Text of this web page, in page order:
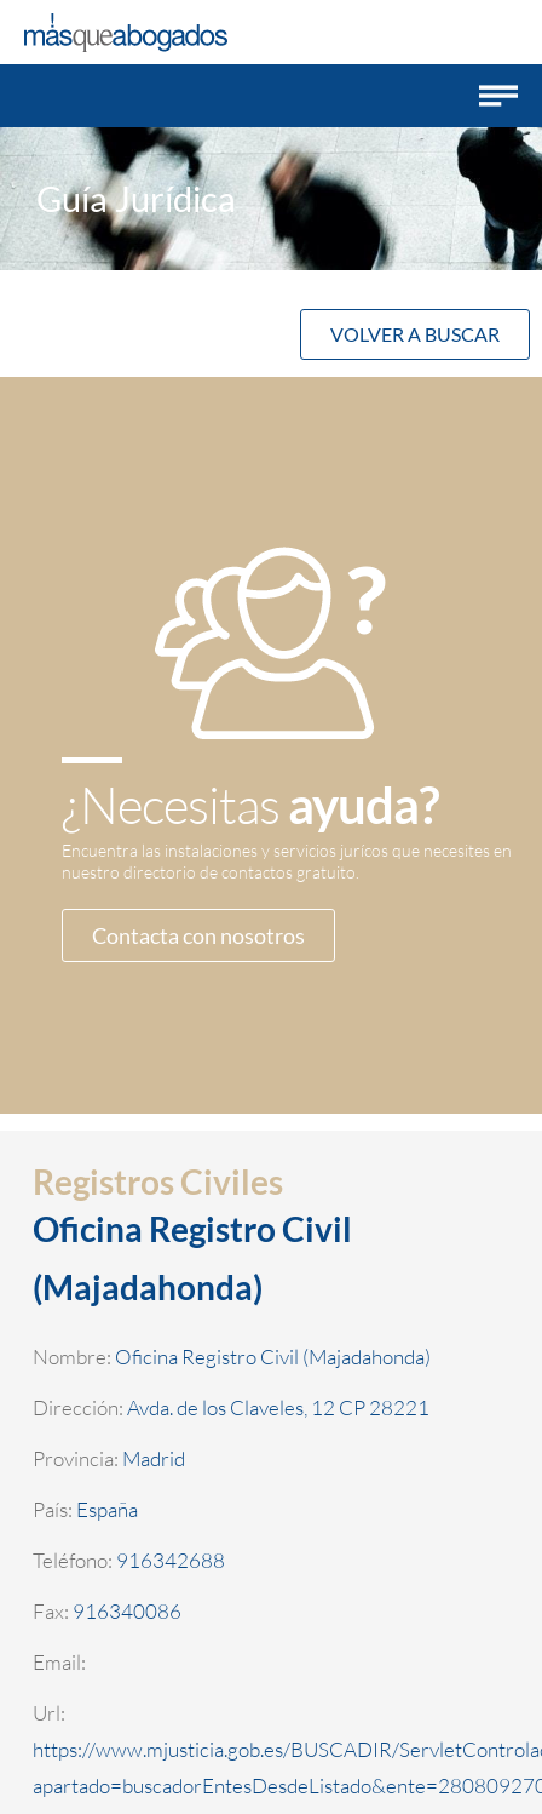
Guía Jurídica
VOLVER A BUSCAR
¿Necesitasayuda?
Encuentra las instalaciones y servicios jurícos que necesites en
nuestro directorio de contactos gratuito.
Contacta con nosotros
Registros Civiles
Oficina Registro Civil
(Majadahonda)
Nombre: Oficina Registro Civil (Majadahonda)
Dirección:Avda. de los Claveles, 12 CP 28221
Provincia: Madrid
País: España
Teléfono: 916342688
Fax: 916340086
Email:
Url:
https://www.mjusticia.gob.es/BUSCADIR/